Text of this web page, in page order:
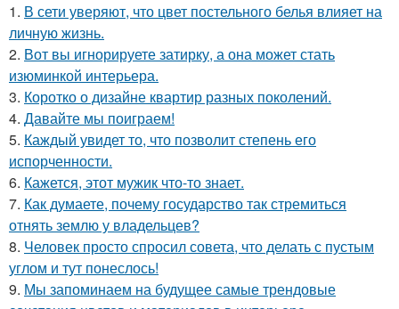
1. В сети уверяют, что цвет постельного белья влияет на
личную жизнь.
2. Вот вы игнорируете затирку, а она может стать
изюминкой интерьера.
3. Коротко о дизайне квартир разных поколений.
4. Давайте мы поиграем!
5. Каждый увидет то, что позволит степень его
испорченности.
6. Кажется, этот мужик что-то знает.
7. Как думаете, почему государство так стремиться
отнять землю у владельцев?
8. Человек просто спросил совета, что делать с пустым
углом и тут понеслось!
9. Мы запоминаем на будущее самые трендовые